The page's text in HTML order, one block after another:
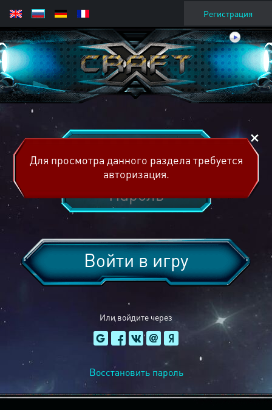
Регистрация
Или войдите через
Войти в игру
Восстановить пароль
Для просмотра данного раздела требуется
авторизация.